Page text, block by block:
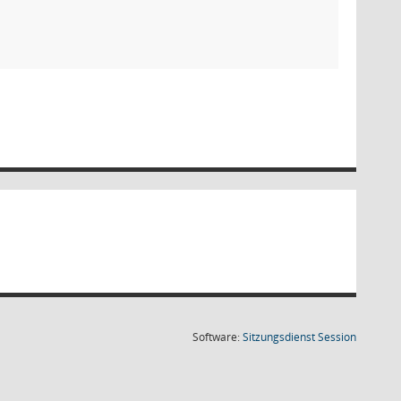
Software:SitzungsdienstSession(Wird in